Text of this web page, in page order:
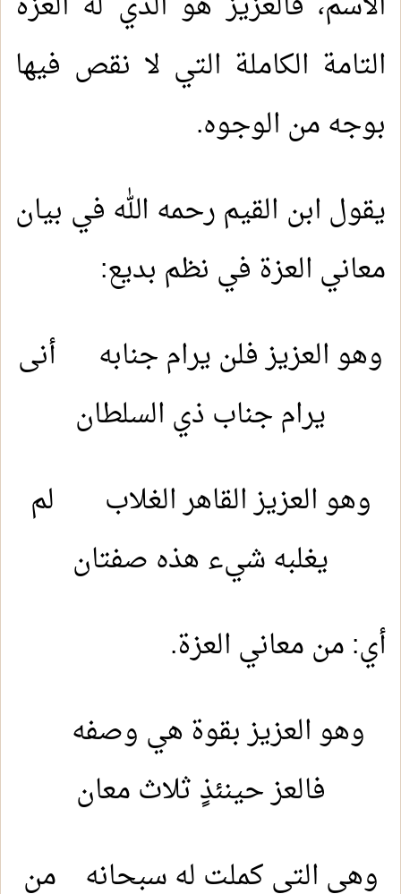
التامة الكاملة التي لا نقص فيها
بوجه من الوجوه.
يقول ابن القيم رحمه الله في بيان
معاني العزة في نظم بديع:
وهو العزيز فلن يرام جنابه أنى
يرام جناب ذي السلطان
وهو العزيز القاهر الغلاب لم
يغلبه شيء هذه صفتان
أي: من معاني العزة.
وهو العزيز بقوة هي وصفه
فالعز حينئذٍ ثلاث معان
وهي التي كملت له سبحانه من